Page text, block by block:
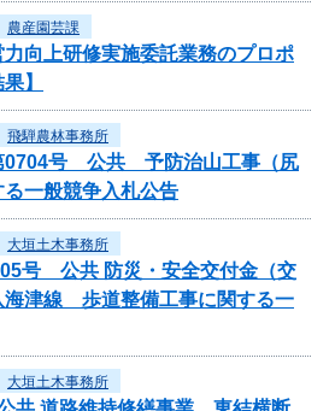
農産園芸課
向上研修実施委託業務のプロポ
】
飛騨農林事務所
0704号 公共 予防治山工事（尻
一般競争入札公告
大垣土木事務所
号 公共 防災・安全交付金（交
海津線 歩道整備工事に関する一
大垣土木事務所